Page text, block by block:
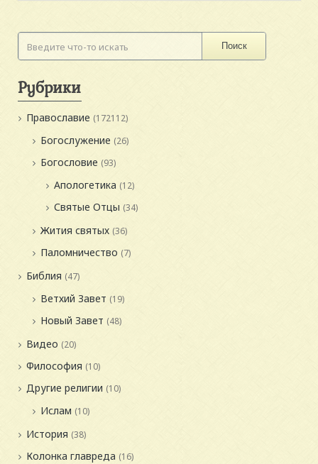
Поиск
Рубрики
Православие (172112)
Богослужение (26)
Богословие (93)
Апологетика (12)
Святые Отцы (34)
Жития святых (36)
Паломничество (7)
Библия (47)
Ветхий Завет (19)
Новый Завет (48)
Видео (20)
Философия (10)
Другие религии (10)
Ислам (10)
История (38)
Колонка главреда (16)